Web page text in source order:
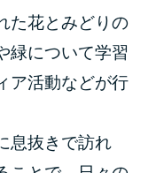
た花とみどりの
緑について学習
ア活動などが行
息抜きで訪れ